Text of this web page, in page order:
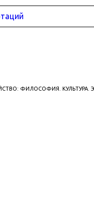
ФИЛОСОФИЯ. КУЛЬТУРА.